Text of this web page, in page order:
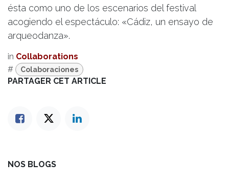
ésta como uno de los escenarios del festival
acogiendo el espectáculo: «Cádiz, un ensayo de
arqueodanza».
in Collaborations
#
Colaboraciones
PARTAGER CET ARTICLE
NOS BLOGS